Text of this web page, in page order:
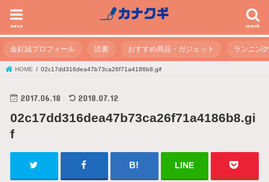
search
menu
金釘誠プロフィール 読書 おすすめ商品・ガジェット ランニング
HOME 02c17dd316dea47b73ca26f71a4186b8.gif
2017.06.18 2018.07.12
02c17dd316dea47b73ca26f71a4186b8.gi
f
LINE